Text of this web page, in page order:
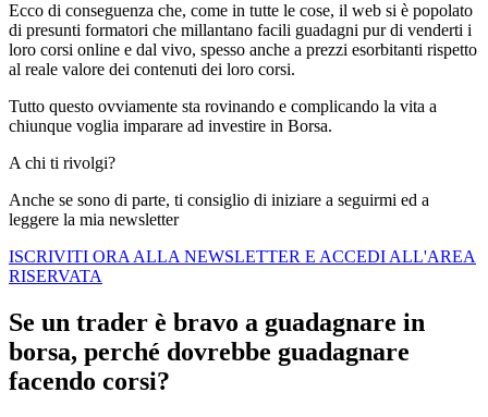
Ecco di conseguenza che, come in tutte le cose, il web si è popolato
di presunti formatori che millantano facili guadagni pur di venderti i
loro corsi online e dal vivo, spesso anche a prezzi esorbitanti rispetto
al reale valore dei contenuti dei loro corsi.
Tutto questo ovviamente sta rovinando e complicando la vita a
chiunque voglia imparare ad investire in Borsa.
A chi ti rivolgi?
Anche se sono di parte, ti consiglio di iniziare a seguirmi ed a
leggere la mia newsletter
ISCRIVITI ORA ALLA NEWSLETTER E ACCEDI ALL'AREA
RISERVATA
Se un trader è bravo a guadagnare in
borsa, perché dovrebbe guadagnare
facendo corsi?